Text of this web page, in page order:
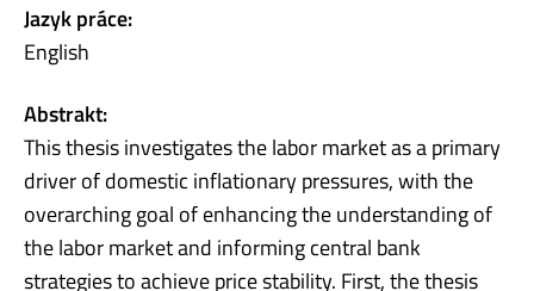
Jazyk práce:
English
Abstrakt:
This thesis investigates the labor market as a primary
driver of domestic inflationary pressures, with the
overarching goal of enhancing the understanding of
the labor market and informing central bank
strategies to achieve price stability. First, the thesis